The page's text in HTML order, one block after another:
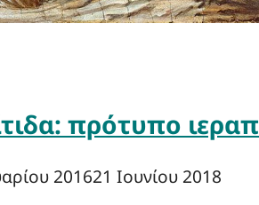
πρότυπο
201621 Ιουνίου 2018